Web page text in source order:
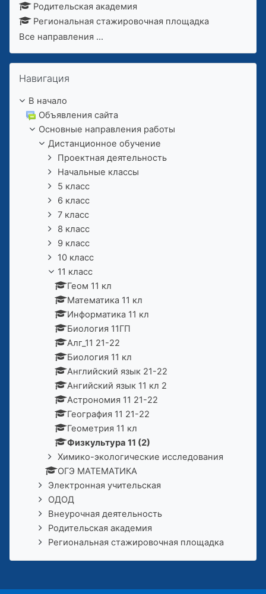
Родительская академия
Региональная стажировочная площадка
Все направления ...
Пропустить Навигация
Навигация
В начало
Объявления сайта
Основные направления работы
Дистанционное обучение
Проектная деятельность
Начальные классы
5 класс
6 класс
7 класс
8 класс
9 класс
10 класс
11 класс
Геом 11 кл
Математика 11 кл
Информатика 11 кл
Биология 11ГП
Алг_11 21-22
Биология 11 кл
Английский язык 21-22
Ангийский язык 11 кл 2
Астрономия 11 21-22
География 11 21-22
Геометрия 11 кл
Физкультура 11 (2)
Химико-экологические исследования
ОГЭ МАТЕМАТИКА
Электронная учительская
ОДОД
Внеурочная деятельность
Родительская академия
Региональная стажировочная площадка